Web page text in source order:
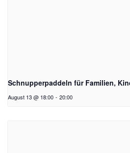
Schnupperpaddeln für Familien,
August 13 @ 18:00 - 20:00